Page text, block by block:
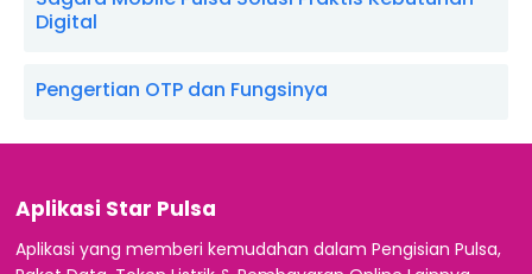
Digital
Pengertian OTP dan Fungsinya
Aplikasi Star Pulsa
Aplikasi yang memberi kemudahan dalam Pengisian Pulsa,